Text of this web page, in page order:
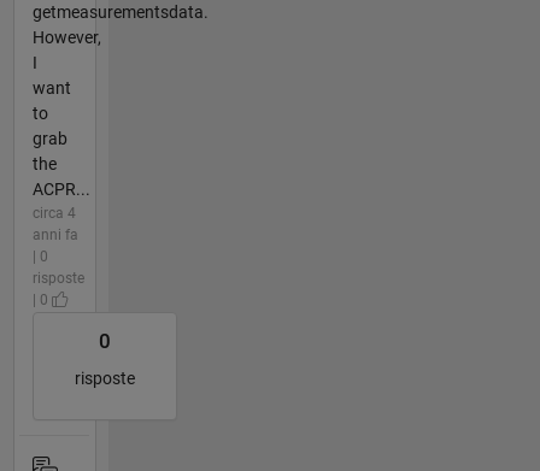
getmeasurementsdata.
However,
I
want
to
grab
the
ACPR...
circa 4
anni fa
| 0
risposte
| 0
0
risposte